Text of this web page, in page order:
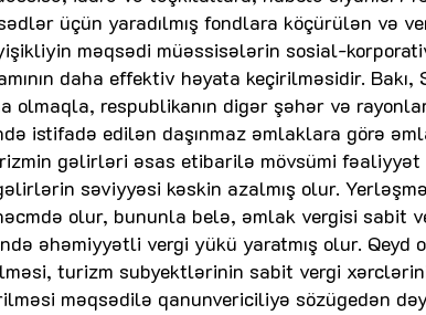
üçün yaradılmış fondlara köçürülən və
məqsədi müəssisələrin sosial-
daha effektiv həyata keçirilməsidir.
olmaqla, respublikanın digər şəhər və
istifadə edilən daşınmaz əmlaklara görə
gəlirləri əsas etibarilə mövsümi
səviyyəsi kəskin azalmış olur.
olur, bununla belə, əmlak vergisi sabit
əhəmiyyətli vergi yükü yaratmış olur. Qeyd
turizm subyektlərinin sabit vergi
məqsədilə qanunvericiliyə sözügedən